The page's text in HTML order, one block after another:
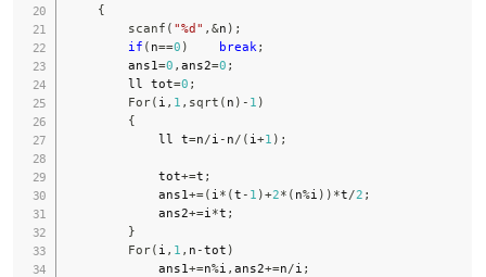
{
scanf ( "%d" , &n ) ;
if ( n==0 ) break ;
        ans1
=0 , ans2=0 ;
        ll tot
=0 ;
For( i , 1 , sqrt ( n ) - 1 )
{
            ll t
=n/i - n/ ( i +1 ) ;
            tot
+=t ;
            ans1
+=( i * (t - 1 )+2* ( n%i ) ) *t/2 ;
            ans2
+=i *t ;
}
For( i , 1 , n -tot )
            ans1
+=n%i , ans2+=n/i ;